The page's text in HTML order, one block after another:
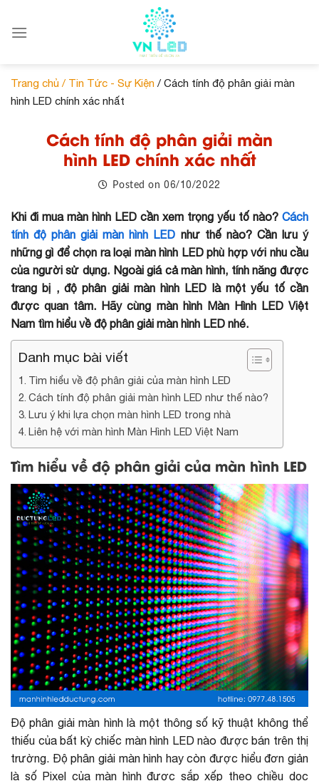
Trang chủ / Tin Tức - Sự Kiện / Cách tính độ phân giải màn
hình LED chính xác nhất
Cách tính độ phân giải màn
hình LED chính xác nhất
Posted on06/10/2022
Khi đi mua màn hình LED cần xem trọng yếu tố nào? Cách
tính độ phân giải màn hình LED như thế nào? Cần lưu ý
những gì để chọn ra loại màn hình LED phù hợp với nhu cầu
của người sử dụng. Ngoài giá cả màn hình, tính năng được
trang bị , độ phân giải màn hình LED là một yếu tố cần
được quan tâm. Hãy cùng màn hình Màn Hình LED Việt
Nam tìm hiểu về độ phân giải màn hình LED nhé.
Danh mục bài viết
Tìm hiểu về độ phân giải của màn hình LED
Cách tính độ phân giải màn hình LED như thế nào?
Lưu ý khi lựa chọn màn hình LED trong nhà
Liên hệ với màn hình Màn Hình LED Việt Nam
Tìm hiểu về độ phân giải của màn hình LED
Độ phân giải màn hình là một thông số kỹ thuật không thể
thiếu của bất kỳ chiếc màn hình LED nào được bán trên thị
trường. Độ phân giải màn hình hay còn được hiểu đơn giản
là số Pixel của màn hình được sắp xếp theo chiều dọc